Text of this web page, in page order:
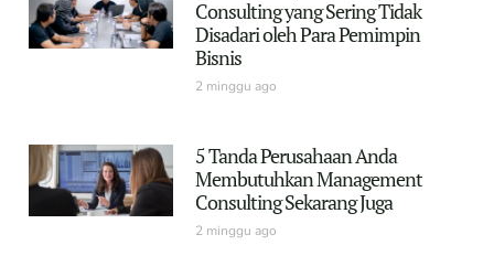
Consulting yang Sering Tidak
Disadari oleh Para Pemimpin
Bisnis
2 minggu ago
5 Tanda Perusahaan Anda
Membutuhkan Management
Consulting Sekarang Juga
2 minggu ago